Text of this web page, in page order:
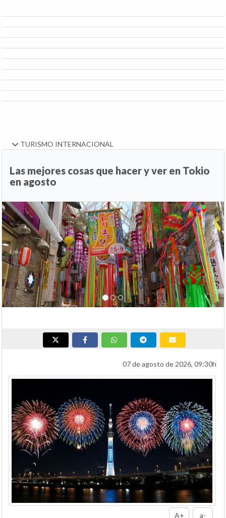
TURISMO INTERNACIONAL
Las mejores cosas que hacer y ver en Tokio
en agosto
Anterior
07 de agosto de 2026, 09:30h
A+ a-